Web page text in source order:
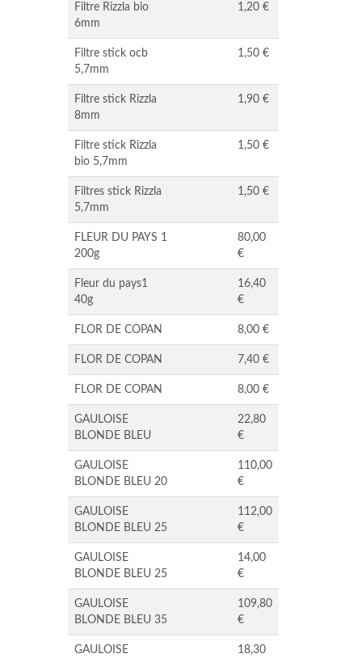
Filtre Rizzla bio
6mm
1,20 €
Filtre stick ocb
5,7mm
1,50 €
Filtre stick Rizzla
8mm
1,90 €
Filtre stick Rizzla
bio 5,7mm
1,50 €
Filtres stick Rizzla
5,7mm
1,50 €
FLEUR DU PAYS 1
200g
80,00
€
Fleur du pays1
40g
16,40
€
FLOR DE COPAN 8,00 €
FLOR DE COPAN 7,40 €
FLOR DE COPAN 8,00 €
GAULOISE
BLONDE BLEU
22,80
€
GAULOISE
BLONDE BLEU 20
110,00
€
GAULOISE
BLONDE BLEU 25
112,00
€
GAULOISE
BLONDE BLEU 25
14,00
€
GAULOISE
BLONDE BLEU 35
109,80
€
GAULOISE
18,30